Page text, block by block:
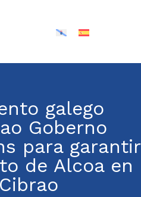
galego
Goberno
para garantir
de Alcoa en